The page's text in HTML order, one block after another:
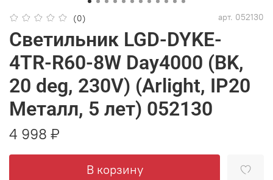
(0) арт. 052130
Светильник LGD-DYKE-
4TR-R60-8W Day4000 (BK,
20 deg, 230V) (Arlight, IP20
Металл, 5 лет) 052130
4 998 ₽
В корзину